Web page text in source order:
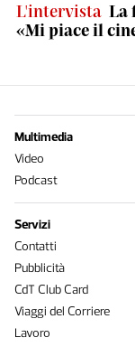
L'intervista La
«Mi piace il
Multimedia
Video
Podcast
Servizi
Contatti
Pubblicità
CdT Club Card
Viaggi del Corriere
Lavoro